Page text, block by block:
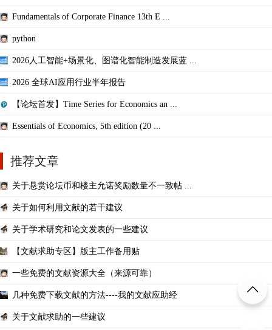
Fundamentals of Corporate Finance 13th E ...
python
2026人工智能+场景化、图谱化智能制造发展蓝 ...
2026 全球AI应用行业半年报告
【论坛首发】Time Series for Economics an ...
Essentials of Economics, 5th edition (20 ...
推荐文章
关于悬赏论坛币和楼主允诺奖励数量不一致帖 ...
关于如何利用文献的若干建议
关于学术研究和论文发表的一些建议
【文献求助专区】版主工作备用贴
一些免费的文献资源大全（来源可靠）
几种免费下载文献的方法----我的文献应助经
关于文献求助的一些建议